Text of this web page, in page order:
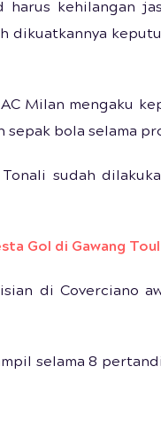
harus kehilangan
Milan mengaku
bola selama
sudah
Gol di Gawang
di Coverciano
selama 8